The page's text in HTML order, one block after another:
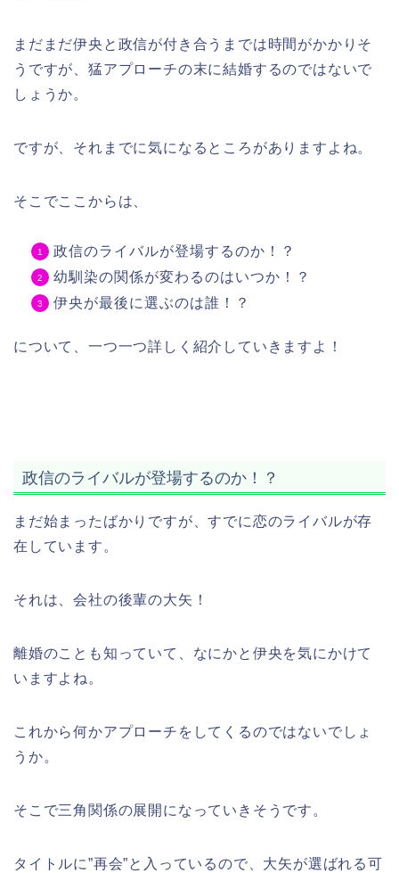
まだまだ伊央と政信が付き合うまでは時間がかかりそ
うですが、猛アプローチの末に結婚するのではないで
しょうか。
ですが、それまでに気になるところがありますよね。
そこでここからは、
政信のライバルが登場するのか！？
幼馴染の関係が変わるのはいつか！？
伊央が最後に選ぶのは誰！？
について、一つ一つ詳しく紹介していきますよ！
政信のライバルが登場するのか！？
まだ始まったばかりですが、すでに恋のライバルが存
在しています。
それは、会社の後輩の大矢！
離婚のことも知っていて、なにかと伊央を気にかけて
いますよね。
これから何かアプローチをしてくるのではないでしょ
うか。
そこで三角関係の展開になっていきそうです。
タイトルに”再会”と入っているので、大矢が選ばれる可